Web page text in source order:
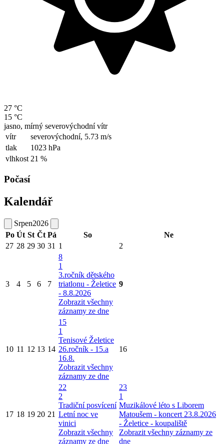
27 °C
15 °C
jasno, mírný severovýchodní vítr
vítr
severovýchodní, 5.73 m/s
tlak
1023 hPa
vlhkost 21 %
Počasí
Kalendář
Srpen2026
Po Út St Čt Pá So
Ne
27 28 29 30 31 1 2
3 4 5 6 7
8
1
3.ročník dětského
triatlonu - Želetice
- 8.8.2026
Zobrazit všechny
záznamy ze dne
9
10 11 12 13 14
15
1
Tenisové Želetice
26.ročník - 15.a
16.8.
Zobrazit všechny
záznamy ze dne
16
17 18 19 20 21
22
2
Tradiční posvícení
Letní noc ve
vinici
Zobrazit všechny
záznamy ze dne
23
1
Muzikálové léto s Liborem
Matoušem - koncert 23.8.2026
- Želetice - koupaliště
Zobrazit všechny záznamy ze
dne